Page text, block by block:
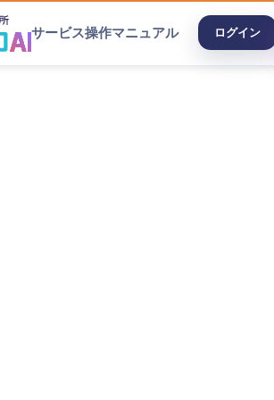
サービス操作マニュアル ログイン